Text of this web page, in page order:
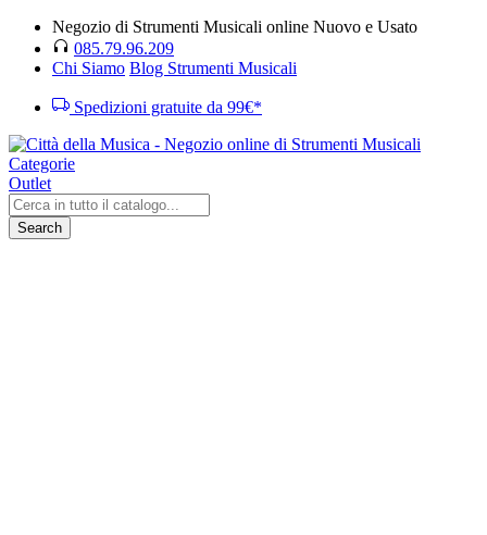
Negozio di Strumenti Musicali online Nuovo e Usato
085.79.96.209
Chi Siamo Blog Strumenti Musicali
Spedizioni gratuite da 99€*
Categorie
Outlet
Search